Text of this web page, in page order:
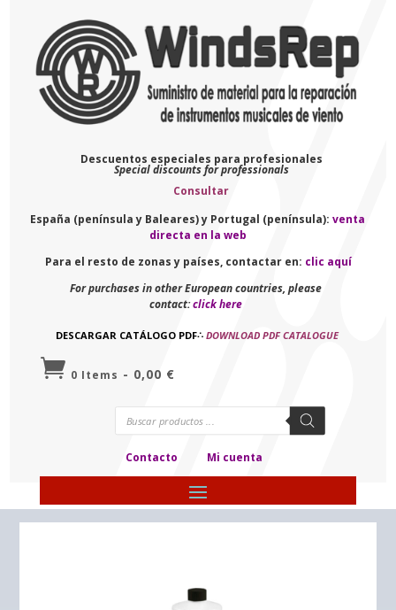
Descuentos especiales para profesionales
Special discounts for professionals
Consultar
España (península y Baleares) y Portugal (península): venta
directa en la web
Para el resto de zonas y países, contactar en: clic aquí
For purchases in other European countries, please
contact: click here
DESCARGAR CATÁLOGO PDF∴ DOWNLOAD PDF CATALOGUE
 0 Items - 0,00 €
Búsqueda
de
productos
Contacto Mi cuenta